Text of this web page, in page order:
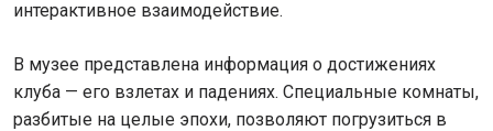
интерактивное взаимодействие.
В музее представлена информация о достижениях
клуба — его взлетах и падениях. Специальные комнаты,
разбитые на целые эпохи, позволяют погрузиться в